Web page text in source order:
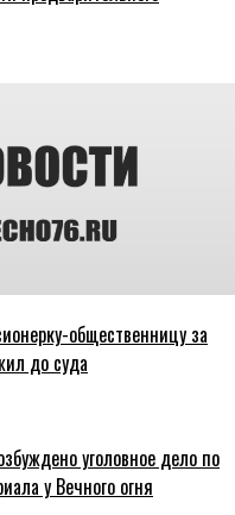
общественницу за
до суда
уголовное дело по
у Вечного огня